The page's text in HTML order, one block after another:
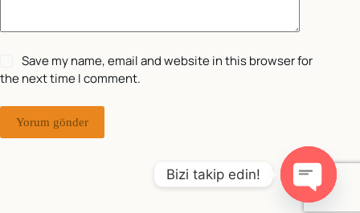
Save my name, email and website in this browser for
the next time I comment.
Yorum gönder
Bizi takip edin!
O